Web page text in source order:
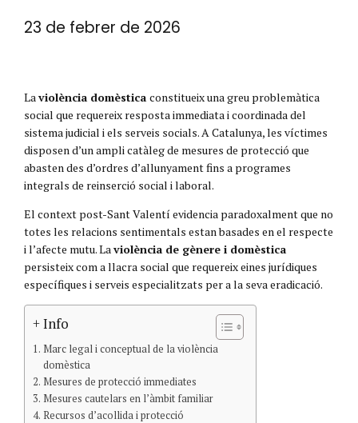
23 de febrer de 2026
La violència domèstica constitueix una greu problemàtica
social que requereix resposta immediata i coordinada del
sistema judicial i els serveis socials. A Catalunya, les víctimes
disposen d’un ampli catàleg de mesures de protecció que
abasten des d’ordres d’allunyament fins a programes
integrals de reinserció social i laboral.
El context post-Sant Valentí evidencia paradoxalment que no
totes les relacions sentimentals estan basades en el respecte
i l’afecte mutu. La violència de gènere i domèstica
persisteix com a llacra social que requereix eines jurídiques
específiques i serveis especialitzats per a la seva eradicació.
+ Info
Marc legal i conceptual de la violència
domèstica
Mesures de protecció immediates
Mesures cautelars en l’àmbit familiar
Recursos d’acollida i protecció